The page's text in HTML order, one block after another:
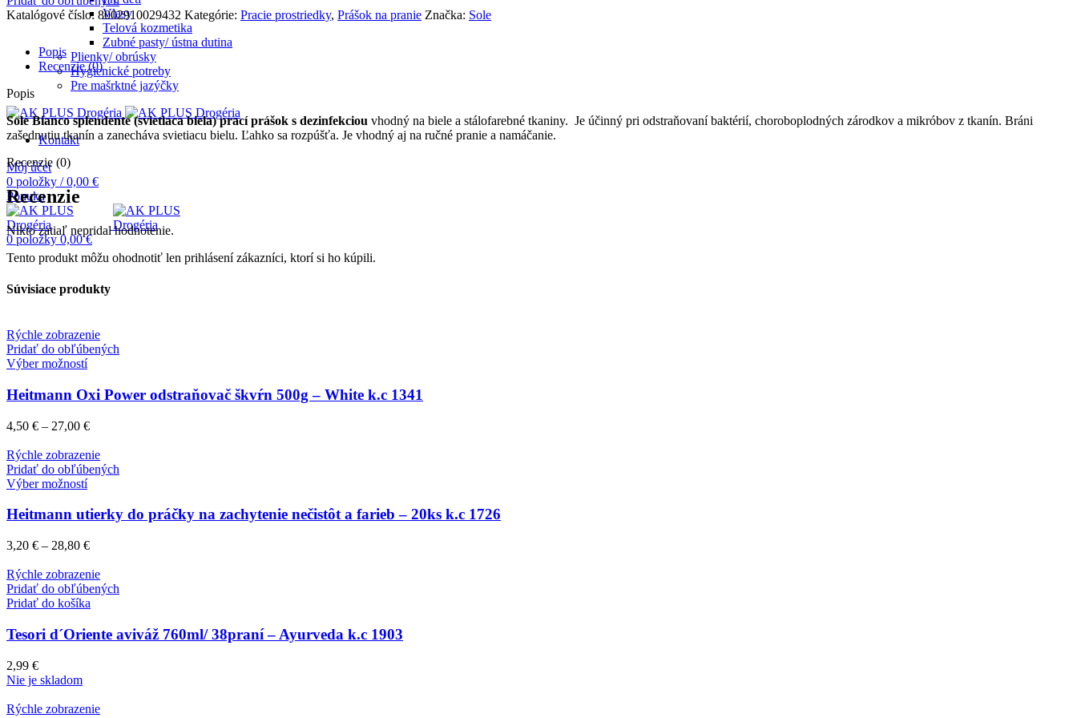
Vlasy
Telová kozmetika
Zubné pasty/ ústna dutina
Plienky/ obrúsky
Hygienické potreby
Pre mašrktné jazýčky
Kontakt
Môj účet
0 položky / 0,00 €
Ponuka
0položky 0,00€
Katalógové číslo: 8002910029432 Kategórie: Pracie prostriedky, Prášok na pranie Značka: Sole
Popis
Recenzie (0)
Popis
Sole Bianco splendente (svietiaca biela)prací prášok s dezinfekciou vhodný na biele a stálofarebné tkaniny. Je účinný pri odstraňovaní baktérií, choroboplodných zárodkov a mikróbov z tkanín. Bráni
zašednutiu tkanín a zanecháva svietiacu bielu. Ľahko sa rozpúšťa. Je vhodný aj na ručné pranie a namáčanie.
Recenzie (0)
Recenzie
Nikto zatiaľ nepridal hodnotenie.
Tento produkt môžu ohodnotiť len prihlásení zákazníci, ktorí si ho kúpili.
Súvisiace produkty
Rýchle zobrazenie
Pridať do obľúbených
Výber možností
Heitmann Oxi Power odstraňovač škvŕn 500g – White k.c 1341
4,50 € – 27,00 €
Rýchle zobrazenie
Pridať do obľúbených
Výber možností
Heitmann utierky do práčky na zachytenie nečistôt a farieb – 20ks k.c 1726
3,20 € – 28,80 €
Rýchle zobrazenie
Pridať do obľúbených
Pridať do košíka
Tesori d´Oriente aviváž 760ml/ 38praní – Ayurveda k.c 1903
2,99 €
Nie je skladom
Rýchle zobrazenie